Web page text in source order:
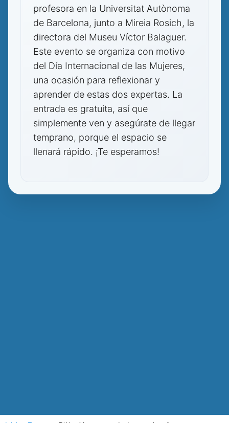
profesora en la Universitat Autònoma
de Barcelona, junto a Mireia Rosich, la
directora del Museu Víctor Balaguer.
Este evento se organiza con motivo
del Día Internacional de las Mujeres,
una ocasión para reflexionar y
aprender de estas dos expertas. La
entrada es gratuita, así que
simplemente ven y asegúrate de llegar
temprano, porque el espacio se
llenará rápido. ¡Te esperamos!